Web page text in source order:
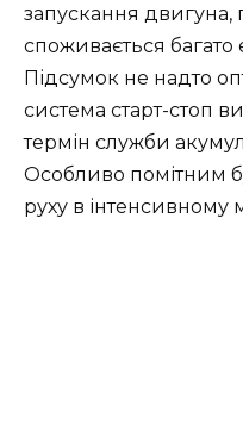
запускання двигуна,
споживається багато
Підсумок не надто
система старт-стоп
термін служби
Особливо помітним
руху в інтенсивному